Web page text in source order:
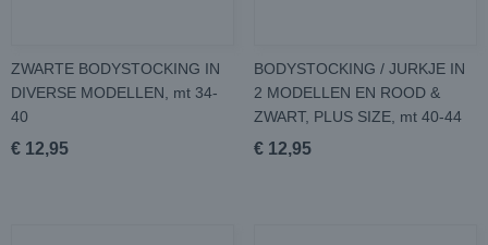
ZWARTE BODYSTOCKING IN
DIVERSE MODELLEN, mt 34-
40
€ 12,95
BODYSTOCKING / JURKJE IN
2 MODELLEN EN ROOD &
ZWART, PLUS SIZE, mt 40-44
€ 12,95